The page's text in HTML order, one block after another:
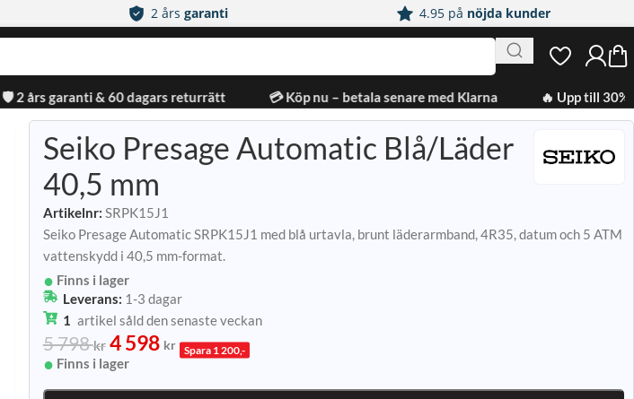
2 års garanti 4.95 på nöjda kunder
🛡️ 2 års garanti & 60 dagars returrätt 💳 Köp nu – betala senare med Klarna 🔥 Upp till 30%
Seiko Presage Automatic Blå/Läder
40,5 mm
Artikelnr: SRPK15J1
Seiko Presage Automatic SRPK15J1 med blå urtavla, brunt läderarmband, 4R35, datum och 5 ATM
vattenskydd i 40,5 mm-format.
Finns i lager
Leverans: 1-3 dagar
1 artikel såld den senaste veckan
5 798kr 4 598 kr Spara 1 200,-
Finns i lager